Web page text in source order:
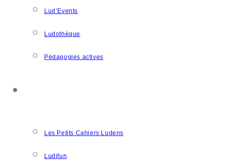
Lud’Events
Ludothèque
Pédagogies actives
Les Petits Cahiers Ludens
Ludifun